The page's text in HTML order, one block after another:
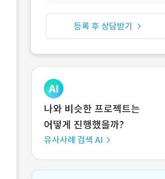
등록 후 상담받기
나와 비슷한 프로젝트는
어떻게 진행했을까?
유사사례 검색 AI